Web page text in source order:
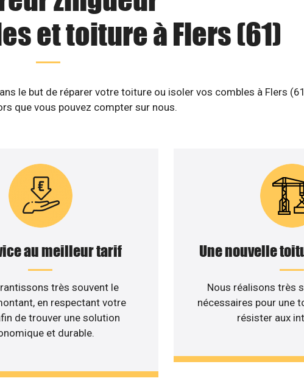
et toiture à Flers (61)
le but de réparer votre toiture ou isoler vos combles à Flers
que vous pouvez compter sur nous.
au meilleur tarif
très souvent le
en respectant votre
de trouver une solution
et durable.
Une nouvelle
Nous réalisons très
nécessaires pour une
résister aux